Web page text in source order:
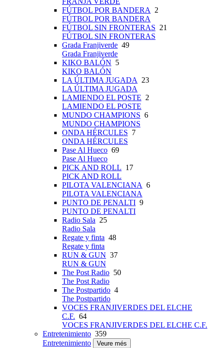
FÚTBOL POR BANDERA
2
FÚTBOL POR BANDERA
FÚTBOL SIN FRONTERAS 21
FÚTBOL SIN FRONTERAS
Grada Franjiverde 49
Grada Franjiverde
KIKO BALÓN 5
KIKO BALÓN
LA ÚLTIMA JUGADA
23
LA ÚLTIMA JUGADA
LAMIENDO EL POSTE 2
LAMIENDO EL POSTE
MUNDO CHAMPIONS 6
MUNDO CHAMPIONS
ONDA HÉRCULES 7
ONDA HÉRCULES
Pase Al Hueco 69
Pase Al Hueco
PICK AND ROLL 17
PICK AND ROLL
PILOTA VALENCIANA 6
PILOTA VALENCIANA
PUNTO DE PENALTI 9
PUNTO DE PENALTI
Radio Sala 25
Radio Sala
Regate y finta 48
Regate y finta
RUN & GUN 37
RUN & GUN
The Post Radio 50
The Post Radio
The Postpartido 4
The Postpartido
VOCES FRANJIVERDES DEL ELCHE
C.F. 64
VOCES FRANJIVERDES DEL ELCHE C.F.
Entretenimiento 359
Entretenimiento
Veure més